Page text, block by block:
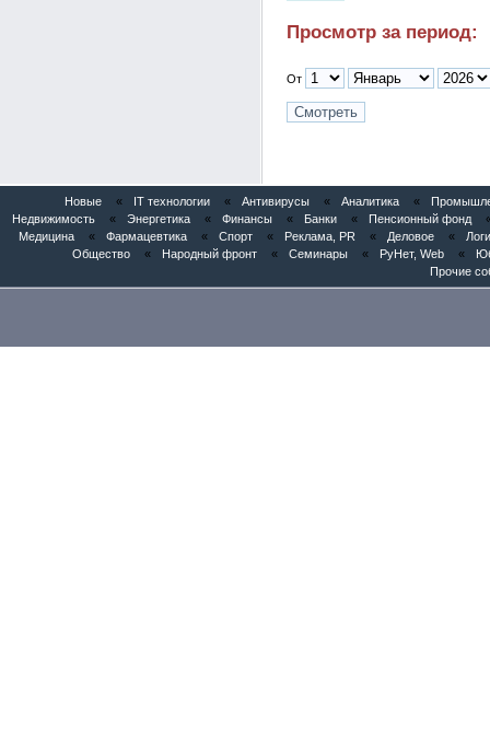
Просмотр за период:
От
Новые « IT технологии « Антивирусы « Аналитика «
Недвижимость
« Энергетика « Финансы « Банки « Пенсионный фонд
Медицина
« Фармацевтика « Спорт « Реклама, PR « Деловое «
Общество
« Народный фронт « Семинары « РуНет, Web «
Прочие